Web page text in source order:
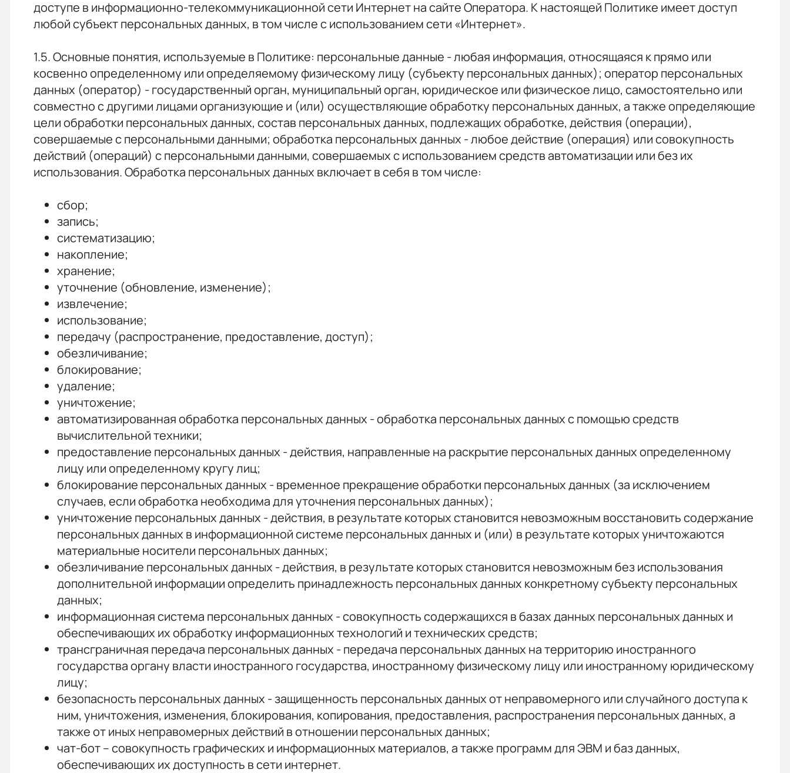
доступе в информационно-телекоммуникационной сети Интернет на сайте Оператора. К настоящей Политике имеет доступ
любой субъект персональных данных, в том числе с использованием сети «Интернет».
1.5. Основные понятия, используемые в Политике: персональные данные - любая информация, относящаяся к прямо или
косвенно определенному или определяемому физическому лицу (субъекту персональных данных); оператор персональных
данных (оператор) - государственный орган, муниципальный орган, юридическое или физическое лицо, самостоятельно или
совместно с другими лицами организующие и (или) осуществляющие обработку персональных данных, а также определяющие
цели обработки персональных данных, состав персональных данных, подлежащих обработке, действия (операции),
совершаемые с персональными данными; обработка персональных данных - любое действие (операция) или совокупность
действий (операций) с персональными данными, совершаемых с использованием средств автоматизации или без их
использования. Обработка персональных данных включает в себя в том числе:
сбор;
запись;
систематизацию;
накопление;
хранение;
уточнение (обновление, изменение);
извлечение;
использование;
передачу (распространение, предоставление, доступ);
обезличивание;
блокирование;
удаление;
уничтожение;
автоматизированная обработка персональных данных - обработка персональных данных с помощью средств
вычислительной техники;
предоставление персональных данных - действия, направленные на раскрытие персональных данных определенному
лицу или определенному кругу лиц;
блокирование персональных данных - временное прекращение обработки персональных данных (за исключением
случаев, если обработка необходима для уточнения персональных данных);
уничтожение персональных данных - действия, в результате которых становится невозможным восстановить содержание
персональных данных в информационной системе персональных данных и (или) в результате которых уничтожаются
материальные носители персональных данных;
обезличивание персональных данных - действия, в результате которых становится невозможным без использования
дополнительной информации определить принадлежность персональных данных конкретному субъекту персональных
данных;
информационная система персональных данных - совокупность содержащихся в базах данных персональных данных и
обеспечивающих их обработку информационных технологий и технических средств;
трансграничная передача персональных данных - передача персональных данных на территорию иностранного
государства органу власти иностранного государства, иностранному физическому лицу или иностранному юридическому
лицу;
безопасность персональных данных - защищенность персональных данных от неправомерного или случайного доступа к
ним, уничтожения, изменения, блокирования, копирования, предоставления, распространения персональных данных, а
также от иных неправомерных действий в отношении персональных данных;
чат-бот – совокупность графических и информационных материалов, а также программ для ЭВМ и баз данных,
обеспечивающих их доступность в сети интернет.